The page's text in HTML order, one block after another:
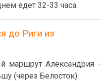
едет 32-33 часа.
до Риги из
маршрут Александрия -
(через Белосток).